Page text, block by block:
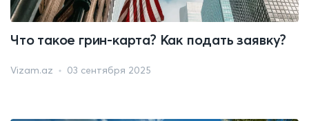
Что такое грин-карта? Как подать заявку?
Vizam.az 03 сентября 2025